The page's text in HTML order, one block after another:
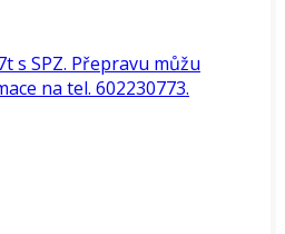
s SPZ. Přepravu můžu
na tel. 602230773.